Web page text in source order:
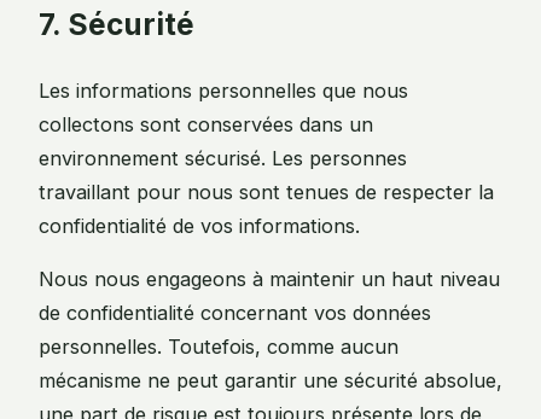
7. Sécurité
Les informations personnelles que nous
collectons sont conservées dans un
environnement sécurisé. Les personnes
travaillant pour nous sont tenues de respecter la
confidentialité de vos informations.
Nous nous engageons à maintenir un haut niveau
de confidentialité concernant vos données
personnelles. Toutefois, comme aucun
mécanisme ne peut garantir une sécurité absolue,